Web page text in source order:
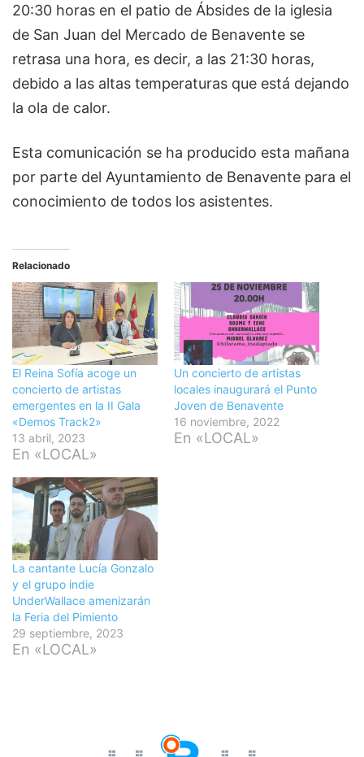
20:30 horas en el patio de Ábsides de la iglesia
de San Juan del Mercado de Benavente se
retrasa una hora, es decir, a las 21:30 horas,
debido a las altas temperaturas que está dejando
la ola de calor.
Esta comunicación se ha producido esta mañana
por parte del Ayuntamiento de Benavente para el
conocimiento de todos los asistentes.
Relacionado
El Reina Sofía acoge un
concierto de artistas
emergentes en la II Gala
«Demos Track2»
13 abril, 2023
En «LOCAL»
Un concierto de artistas
locales inaugurará el Punto
Joven de Benavente
16 noviembre, 2022
En «LOCAL»
La cantante Lucía Gonzalo
y el grupo indie
UnderWallace amenizarán
la Feria del Pimiento
29 septiembre, 2023
En «LOCAL»